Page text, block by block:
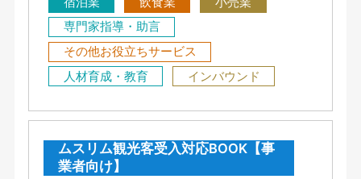
専門家指導・助言
その他お役立ちサービス
人材育成・教育
インバウンド
ムスリム観光客受入対応BOOK【事
業者向け】